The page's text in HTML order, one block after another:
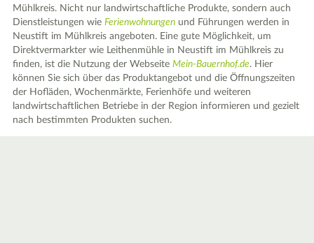
Mühlkreis. Nicht nur landwirtschaftliche Produkte, sondern auch
Dienstleistungen wieFerienwohnungen und Führungen werden in
Neustift im Mühlkreis angeboten. Eine gute Möglichkeit, um
Direktvermarkter wie Leithenmühle in Neustift im Mühlkreis zu
finden, ist die Nutzung der WebseiteMein-Bauernhof.de. Hier
können Sie sich über das Produktangebot und die Öffnungszeiten
der Hofläden, Wochenmärkte, Ferienhöfe und weiteren
landwirtschaftlichen Betriebe in der Region informieren und gezielt
nach bestimmten Produkten suchen.